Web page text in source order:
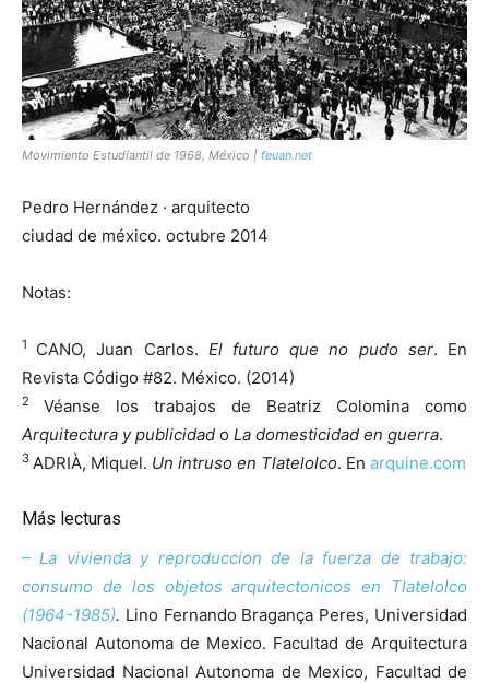
Movimiento Estudiantil de 1968, México | feuan.net
Pedro Hernández · arquitecto
ciudad de méxico. octubre 2014
Notas:
1 CANO, Juan Carlos. El futuro que no pudo ser. En
Revista Código #82. México. (2014)
2 Véanse los trabajos de Beatriz Colomina como
Arquitectura y publicidad o La domesticidad en guerra.
3 ADRIÀ, Miquel. Un intruso en Tlatelolco. En arquine.com
Más lecturas
– La vivienda y reproduccion de la fuerza de trabajo:
consumo de los objetos arquitectonicos en Tlatelolco
(1964-1985). Lino Fernando Bragança Peres, Universidad
Nacional Autonoma de Mexico. Facultad de Arquitectura
Universidad Nacional Autonoma de Mexico, Facultad de